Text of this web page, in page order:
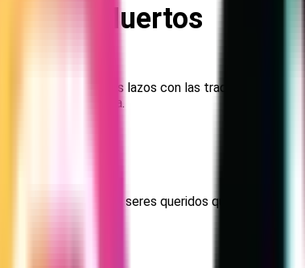
de Muertos
sus orígenes, sus lazos con las tradiciones
esta festividad única.
homenaje a los seres queridos que han